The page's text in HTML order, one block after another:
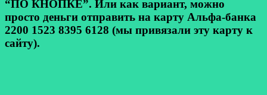
“ПО КНОПКЕ”. Или как вариант, можно
просто деньги отправить на карту Альфа-банка
2200 1523 8395 6128 (мы привязали эту карту к
сайту).